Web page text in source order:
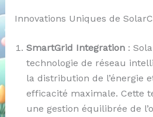
Innovations Uniques de
SmartGrid Integration:
technologie de réseau
la distribution de l’énergie
efficacité maximale. Cette
une gestion équilibrée de